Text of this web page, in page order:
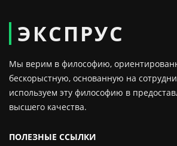
ЭКСПРУС
Мы верим в философию,
бескорыстную, основанную на
используем эту философию в
высшего качества.
ПОЛЕЗНЫЕ ССЫЛКИ